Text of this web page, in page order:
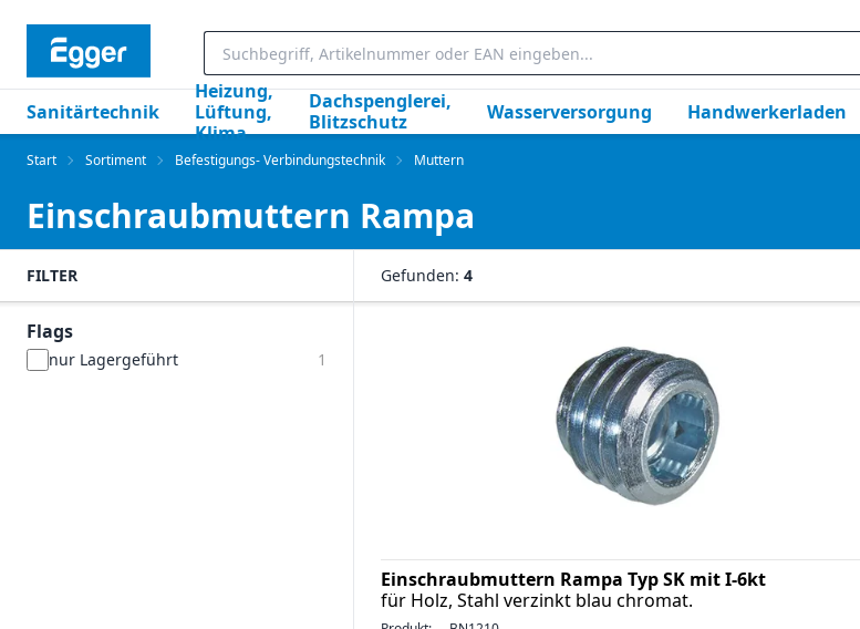
Sanitärtechnik
Heizung,
Lüftung,
Klima
Dachspenglerei,
Blitzschutz
Wasserversorgung Handwerkerladen
Start Sortiment Befestigungs- Verbindungstechnik Muttern
Einschraubmuttern Rampa
FILTER
Flags
nur Lagergeführt 1
Gefunden: 4
Einschraubmuttern Rampa Typ SK mit I-6kt
für Holz, Stahl verzinkt blau chromat.